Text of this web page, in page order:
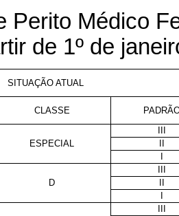
Perito Médico
de 1º de
SITUAÇÃO ATUAL
CLASSE
ESPECIAL
D